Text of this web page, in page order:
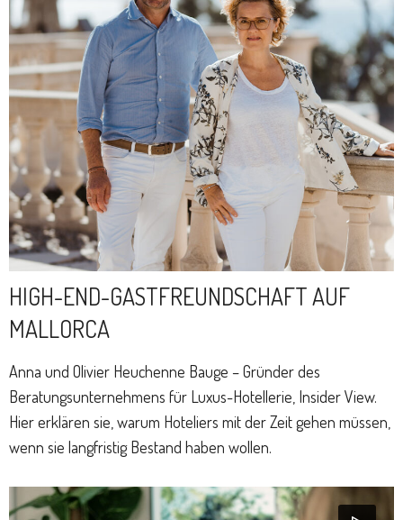
HIGH-END-GASTFREUNDSCHAFT AUF
MALLORCA
Anna und Olivier Heuchenne Bauge – Gründer des
Beratungsunternehmens für Luxus-Hotellerie, Insider View.
Hier erklären sie, warum Hoteliers mit der Zeit gehen müssen,
wenn sie langfristig Bestand haben wollen.